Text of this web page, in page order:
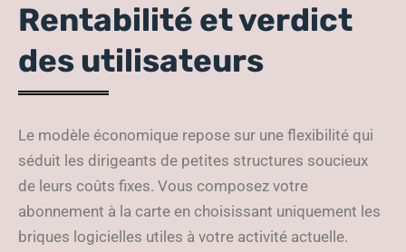
Rentabilité et verdict
des utilisateurs
Le modèle économique repose sur une flexibilité qui
séduit les dirigeants de petites structures soucieux
de leurs coûts fixes. Vous composez votre
abonnement à la carte en choisissant uniquement les
briques logicielles utiles à votre activité actuelle.